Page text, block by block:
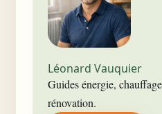
Léonard Vauquier
Guides énergie,
rénovation.